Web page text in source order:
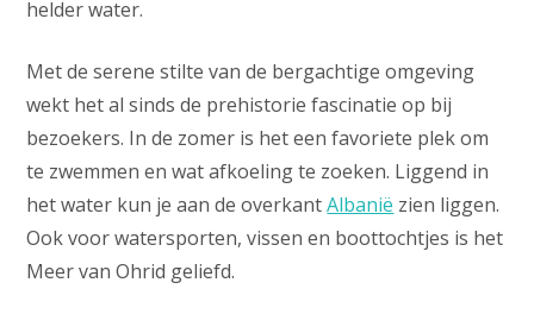
helder water.
Met de serene stilte van de bergachtige omgeving
wekt het al sinds de prehistorie fascinatie op bij
bezoekers. In de zomer is het een favoriete plek om
te zwemmen en wat afkoeling te zoeken. Liggend in
het water kun je aan de overkantAlbanië zien liggen.
Ook voor watersporten, vissen en boottochtjes is het
Meer van Ohrid geliefd.